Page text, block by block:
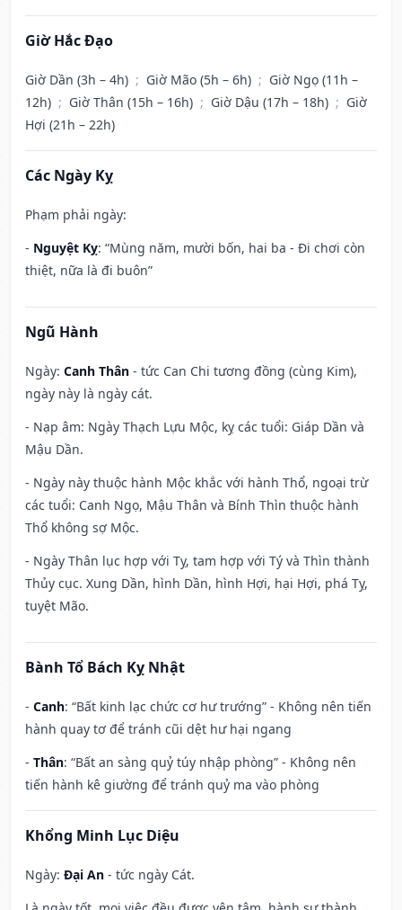
Giờ Hắc Đạo
Giờ Dần (3h – 4h) ; Giờ Mão (5h – 6h) ; Giờ Ngọ (11h –
12h) ; Giờ Thân (15h – 16h) ; Giờ Dậu (17h – 18h) ; Giờ
Hợi (21h – 22h)
Các Ngày Kỵ
Phạm phải ngày:
- Nguyệt Kỵ: “Mùng năm, mười bốn, hai ba - Đi chơi còn
thiệt, nữa là đi buôn”
Ngũ Hành
Ngày: Canh Thân - tức Can Chi tương đồng (cùng Kim),
ngày này là ngày cát.
- Nạp âm: Ngày Thạch Lựu Mộc, kỵ các tuổi: Giáp Dần và
Mậu Dần.
- Ngày này thuộc hành Mộc khắc với hành Thổ, ngoại trừ
các tuổi: Canh Ngọ, Mậu Thân và Bính Thìn thuộc hành
Thổ không sợ Mộc.
- Ngày Thân lục hợp với Tỵ, tam hợp với Tý và Thìn thành
Thủy cục. Xung Dần, hình Dần, hình Hợi, hại Hợi, phá Tỵ,
tuyệt Mão.
Bành Tổ Bách Kỵ Nhật
- Canh: “Bất kinh lạc chức cơ hư trướng” - Không nên tiến
hành quay tơ để tránh cũi dệt hư hại ngang
- Thân: “Bất an sàng quỷ túy nhập phòng” - Không nên
tiến hành kê giường để tránh quỷ ma vào phòng
Khổng Minh Lục Diệu
Ngày: Đại An - tức ngày Cát.